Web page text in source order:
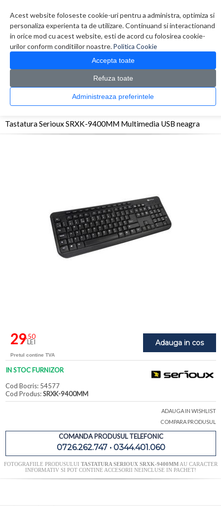
Acest website foloseste cookie-uri pentru a administra, optimiza si
personaliza experienta ta de utilizare. Continuand si interactionand
in orice mod cu acest website, esti de acord cu folosirea cookie-
urilor conform conditiilor noastre.Politica Cookie
Accepta toate
Refuza toate
Administreaza preferintele
0 produs(e)
CATALOG PRODUSE
> Tastaturi > Tastatura Serioux SRXK-9400MM Multimedia
Tastatura Serioux SRXK-9400MM Multimedia USB neagra
Adauga in cos
29,50
LEI
Pretul contine TVA
IN STOC FURNIZOR
Cod Bocris: 54577
Cod Produs:SRXK-9400MM
ADAUGA IN WISHLIST
COMPARA PRODUSUL
COMANDA PRODUSUL TELEFONIC
0726.262.747 • 0344.401.060
FOTOGRAFIILE PRODUSULUI TASTATURA SERIOUX SRXK-9400MMAU CARACTER
INFORMATIV SI POT CONTINE ACCESORII NEINCLUSE IN PACHET!